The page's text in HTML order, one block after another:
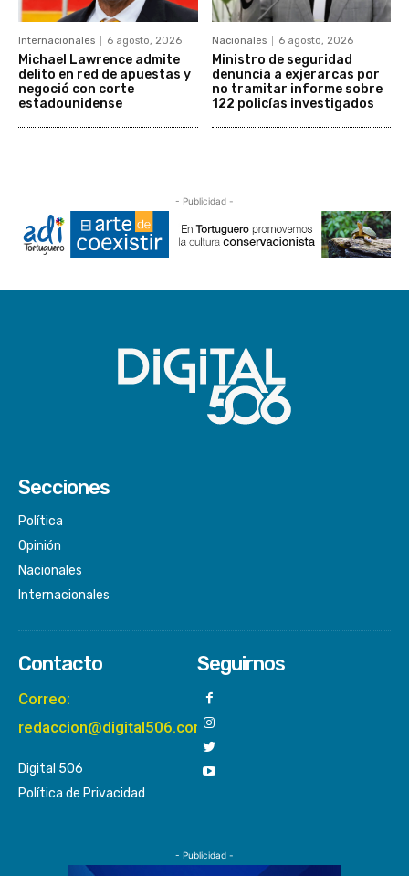
Internacionales 6 agosto, 2026
Michael Lawrence admite
delito en red de apuestas y
negoció con corte
estadounidense
Nacionales 6 agosto, 2026
Ministro de seguridad
denuncia a exjerarcas por
no tramitar informe sobre
122 policías investigados
- Publicidad -
Secciones
Política
Opinión
Nacionales
Internacionales
Contacto
Correo:
redaccion@digital506.com
Digital 506
Política de Privacidad
Seguirnos
- Publicidad -